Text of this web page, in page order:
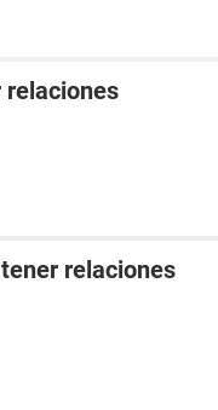
relaciones
relaciones